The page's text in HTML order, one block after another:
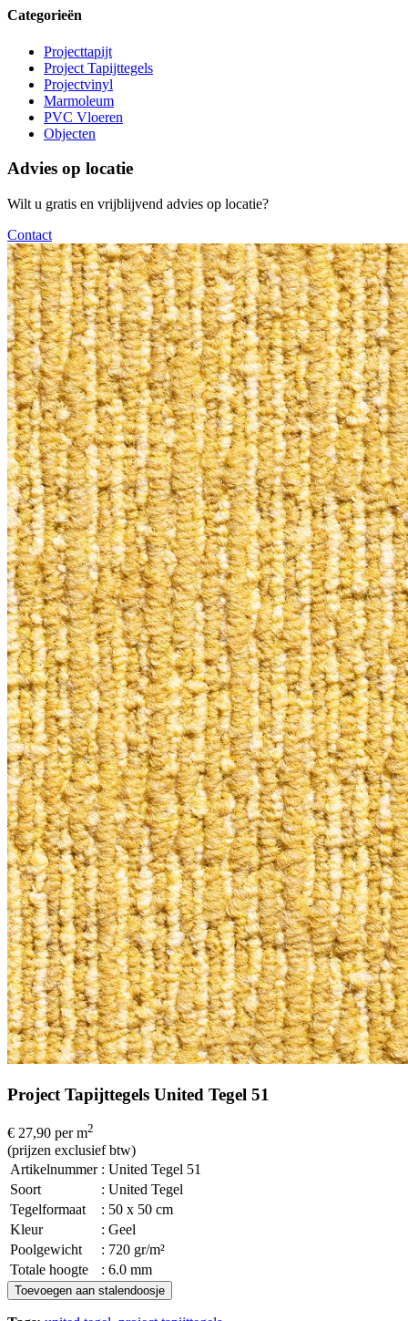
Categorieën
Projecttapijt
Project Tapijttegels
Projectvinyl
Marmoleum
PVC Vloeren
Objecten
Advies op locatie
Wilt u gratis en vrijblijvend advies op locatie?
Contact
Project Tapijttegels United Tegel 51
€ 27,90 per m2
(prijzen exclusief btw)
Artikelnummer : United Tegel 51
Soort
: United Tegel
Tegelformaat
: 50 x 50 cm
Kleur
: Geel
Poolgewicht
: 720 gr/m²
Totale hoogte
: 6.0 mm
Toevoegen aan stalendoosje